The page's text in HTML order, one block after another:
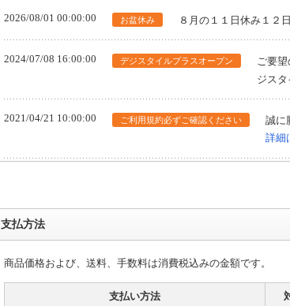
2026/08/01 00:00:00 お盆休み ８月の１１日休み１２
2024/07/08 16:00:00 デジスタイルプラスオープン
ご要
ジス
2021/04/21 10:00:00 ご利用規約必ずご確認ください
誠に
詳細
支払方法
商品価格および、送料、手数料は消費税込みの金額です。
支払い方法